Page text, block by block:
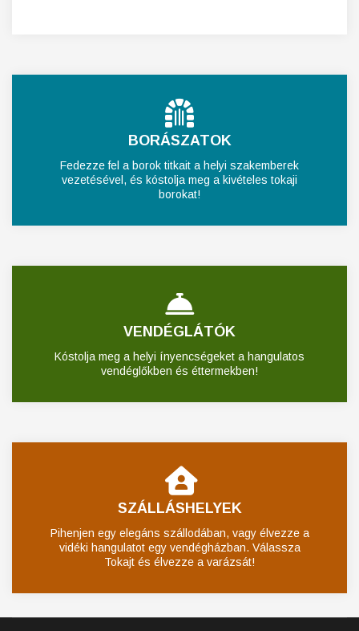
BORÁSZATOK
Fedezze fel a borok titkait a helyi szakemberek
vezetésével, és kóstolja meg a kivételes tokaji
borokat!
VENDÉGLÁTÓK
Kóstolja meg a helyi ínyencségeket a hangulatos
vendéglőkben és éttermekben!
SZÁLLÁSHELYEK
Pihenjen egy elegáns szállodában, vagy élvezze a
vidéki hangulatot egy vendégházban. Válassza
Tokajt és élvezze a varázsát!